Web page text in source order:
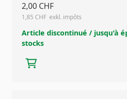
2,00 CHF
1,85 CHF
Article discontinué / jusqu'à
stocks